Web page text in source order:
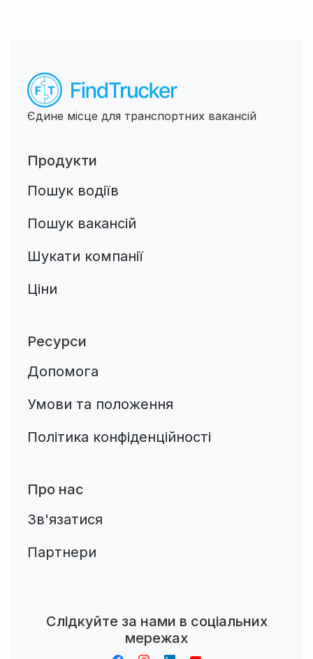
Єдине місце для транспортних вакансій
Продукти
Пошук водіїв
Пошук вакансій
Шукати компанії
Ціни
Ресурси
Допомога
Умови та положення
Політика конфіденційності
Про нас
Зв'язатися
Партнери
Слідкуйте за нами в соціальних
мережах